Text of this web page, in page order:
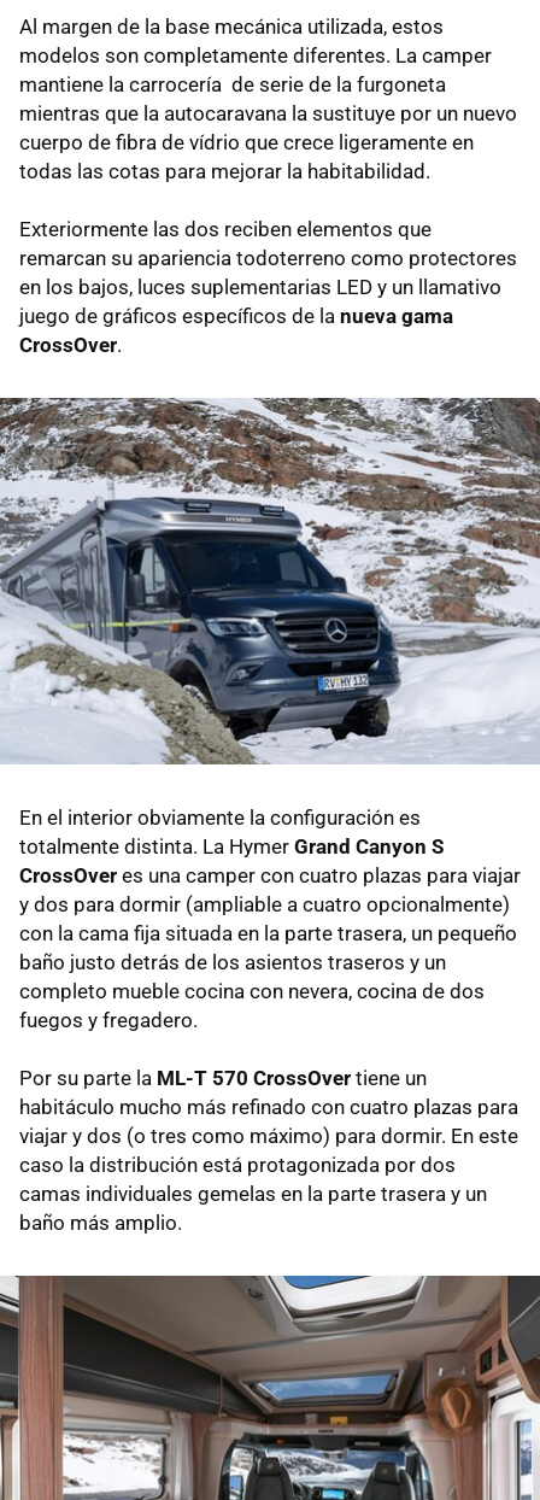
Al margen de la base mecánica utilizada, estos
modelos son completamente diferentes. La camper
mantiene la carrocería de serie de la furgoneta
mientras que la autocaravana la sustituye por un nuevo
cuerpo de fibra de vídrio que crece ligeramente en
todas las cotas para mejorar la habitabilidad.
Exteriormente las dos reciben elementos que
remarcan su apariencia todoterreno como protectores
en los bajos, luces suplementarias LED y un llamativo
juego de gráficos específicos de la nueva gama
CrossOver.
En el interior obviamente la configuración es
totalmente distinta. La Hymer Grand Canyon S
CrossOver es una camper con cuatro plazas para viajar
y dos para dormir (ampliable a cuatro opcionalmente)
con la cama fija situada en la parte trasera, un pequeño
baño justo detrás de los asientos traseros y un
completo mueble cocina con nevera, cocina de dos
fuegos y fregadero.
Por su parte la ML-T 570 CrossOver tiene un
habitáculo mucho más refinado con cuatro plazas para
viajar y dos (o tres como máximo) para dormir. En este
caso la distribución está protagonizada por dos
camas individuales gemelas en la parte trasera y un
baño más amplio.